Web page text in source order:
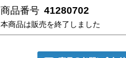
商品番号 41280702
本商品は販売を終了しました